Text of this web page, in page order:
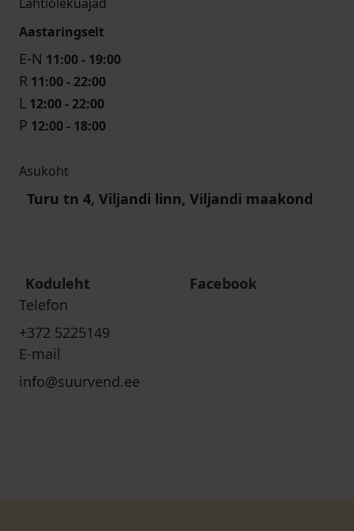
Aastaringselt
E-N 11:00 - 19:00
R 11:00 - 22:00
L 12:00 - 22:00
P 12:00 - 18:00
Asukoht
Turu tn 4, Viljandi linn, Viljandi maakond
Koduleht
Facebook
Telefon
+372 5225149
E-mail
info@suurvend.ee